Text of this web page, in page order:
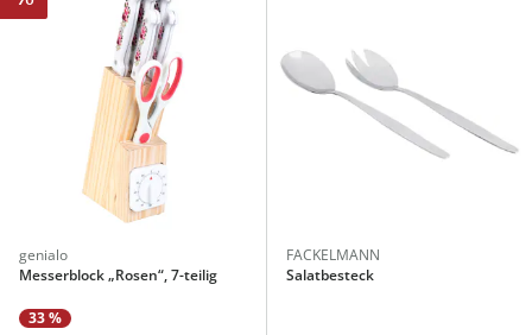
genialo
Messerblock „Rosen“, 7-teilig
33 %
FACKELMANN
Salatbesteck